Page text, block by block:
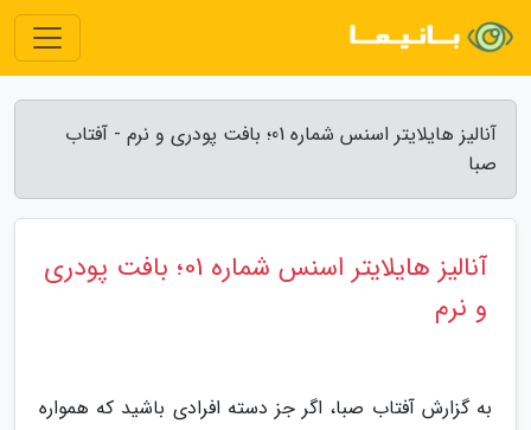
آنالیز هایلایتر اسنس شماره 01؛ بافت پودری و نرم - آفتاب
صبا
آنالیز هایلایتر اسنس شماره 01؛ بافت پودری
و نرم
به گزارش آفتاب صبا، اگر جز دسته افرادی باشید که همواره